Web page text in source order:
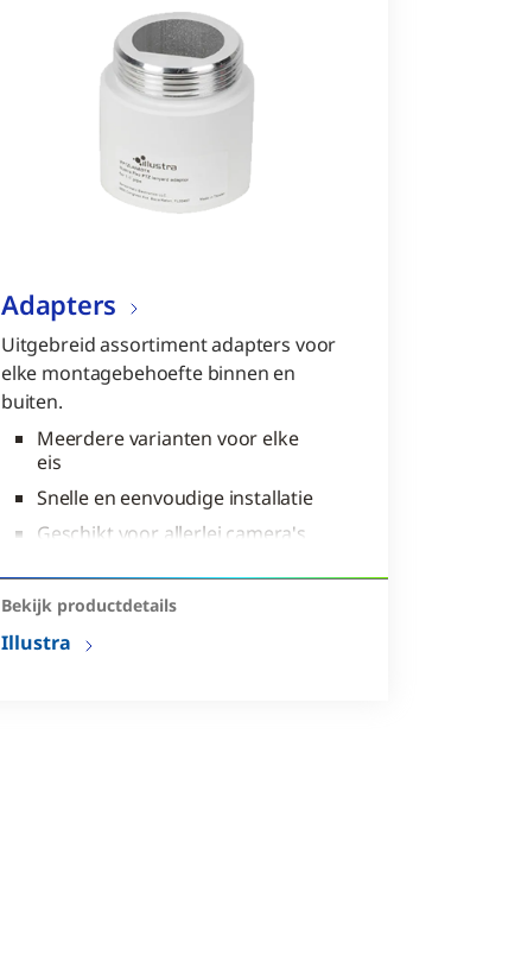
Adapters
Uitgebreid assortiment adapters voor
elke montagebehoefte binnen en
buiten.
Meerdere varianten voor elke
eis
Snelle en eenvoudige installatie
Geschikt voor allerlei camera's
Bekijk productdetails
Illustra